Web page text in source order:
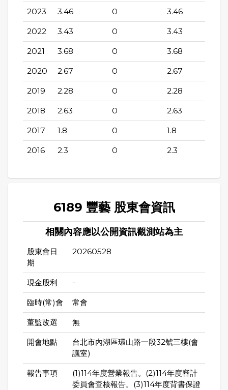
2023 3.46 0 3.46
2022 3.43 0 3.43
2021 3.68 0 3.68
2020 2.67 0 2.67
2019 2.28 0 2.28
2018 2.63 0 2.63
2017 1.8 0 1.8
2016 2.3 0 2.3
6189 豐藝 股東會資訊
相關內容應以公開資訊觀測站為主
股東會日
期
20260528
現金股利 -
臨時(常)會 常會
董監改選 無
開會地點
台北市內湖區環山路一段32號三樓(會
議室)
報告事項
(1)114年度營業報告。(2)114年度審計
委員會查核報告。(3)114年度背書保證